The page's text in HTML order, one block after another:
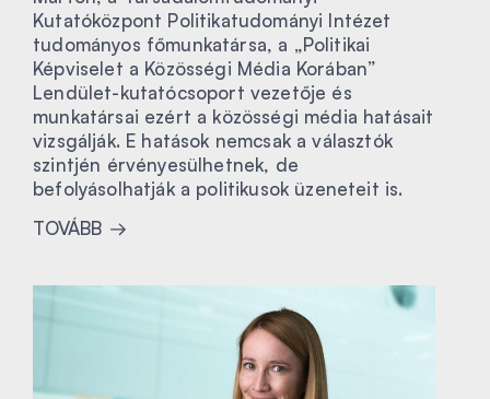
Kutatóközpont Politikatudományi Intézet
tudományos főmunkatársa, a „Politikai
Képviselet a Közösségi Média Korában”
Lendület-kutatócsoport vezetője és
munkatársai ezért a közösségi média hatásait
vizsgálják. E hatások nemcsak a választók
szintjén érvényesülhetnek, de
befolyásolhatják a politikusok üzeneteit is.
TOVÁBB